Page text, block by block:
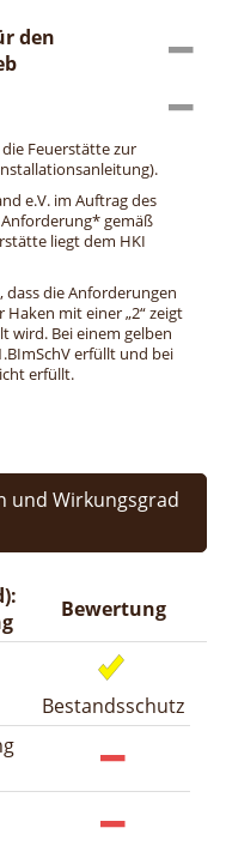
den
Feuerstätte zur
e.V. im Auftrag des
gemäß
liegt dem HKI
dass die Anforderungen
mit einer „2“ zeigt
wird. Bei einem gelben
erfüllt und bei
erfüllt.
und Wirkungsgrad
Bewertung
Bestandsschutz